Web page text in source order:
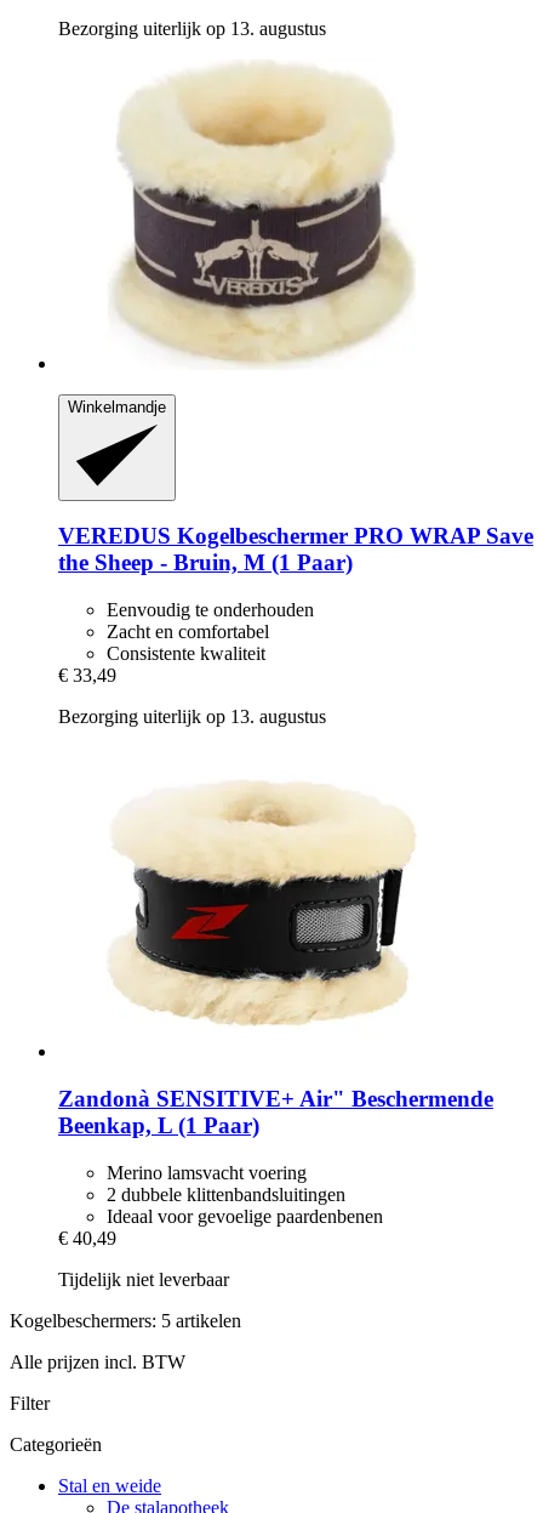
Bezorging uiterlijk op 13. augustus
Winkelmandje
VEREDUS Kogelbeschermer PRO WRAP Save
the Sheep -​ Bruin, M (1 Paar)
Eenvoudig te onderhouden
Zacht en comfortabel
Consistente kwaliteit
€ 33,49
Bezorging uiterlijk op 13. augustus
Zandonà SENSITIVE+ Air" Beschermende
Beenkap, L (1 Paar)
Merino lamsvacht voering
2 dubbele klittenbandsluitingen
Ideaal voor gevoelige paardenbenen
€ 40,49
Tijdelijk niet leverbaar
Kogelbeschermers: 5 artikelen
Alle prijzen incl. BTW
Filter
Categorieën
Stal en weide
De stalapotheek